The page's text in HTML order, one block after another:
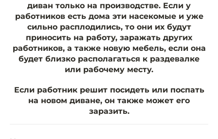
диван только на производстве. Если у
работников есть дома эти насекомые и уже
сильно расплодились, то они их будут
приносить на работу, заражать других
работников, а также новую мебель, если она
будет близко располагаться к раздевалке
или рабочему месту.
Если работник решит посидеть или поспать
на новом диване, он также может его
заразить.